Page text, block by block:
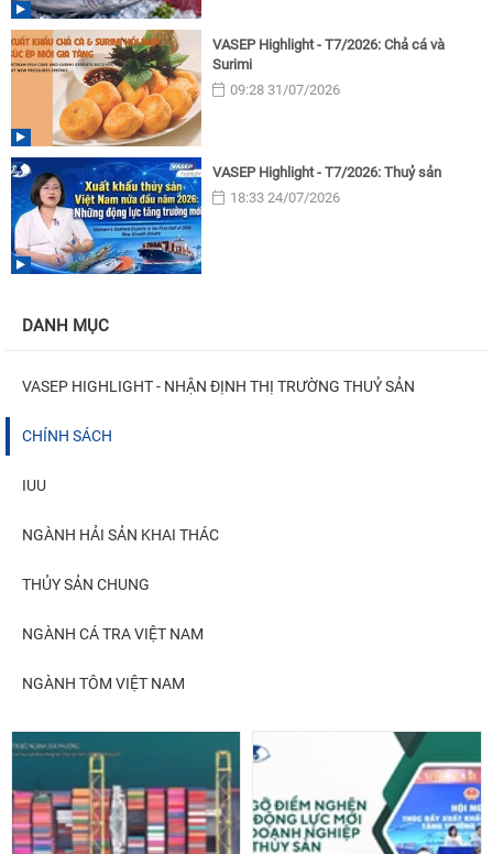
VASEP Highlight - T7/2026: Chả cá và
Surimi
09:28 31/07/2026
VASEP Highlight - T7/2026: Thuỷ sản
18:33 24/07/2026
DANH MỤC
VASEP HIGHLIGHT - NHẬN ĐỊNH THỊ TRƯỜNG THUỶ SẢN
CHÍNH SÁCH
IUU
NGÀNH HẢI SẢN KHAI THÁC
THỦY SẢN CHUNG
NGÀNH CÁ TRA VIỆT NAM
NGÀNH TÔM VIỆT NAM